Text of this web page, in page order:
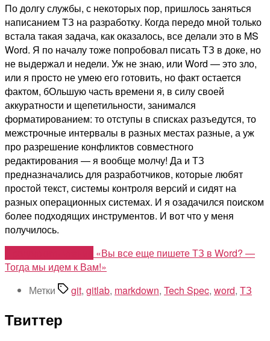
По долгу службы, с некоторых пор, пришлось заняться
написанием ТЗ на разработку. Когда передо мной только
встала такая задача, как оказалось, все делали это в MS
Word. Я по началу тоже попробовал писать ТЗ в доке, но
не выдержал и недели. Уж не знаю, или Word — это зло,
или я просто не умею его готовить, но факт остается
фактом, бОльшую часть времени я, в силу своей
аккуратности и щепетильности, занимался
форматированием: то отступы в списках разъедутся, то
межстрочные интервалы в разных местах разные, а уж
про разрешение конфликтов совместного
редактирования — я вообще молчу! Да и ТЗ
предназначались для разработчиков, которые любят
простой текст, системы контроля версий и сидят на
разных операционных системах. И я озадачился поиском
более подходящих инструментов. И вот что у меня
получилось.
«Вы все еще пишете ТЗ в Word? —
Тогда мы идем к Вам!»
Метки
git, gitlab, markdown, Tech Spec, word, ТЗ
Твиттер